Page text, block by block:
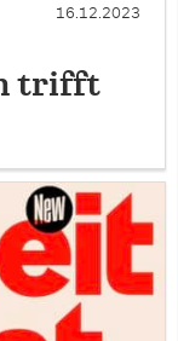
16.12.2023
trifft